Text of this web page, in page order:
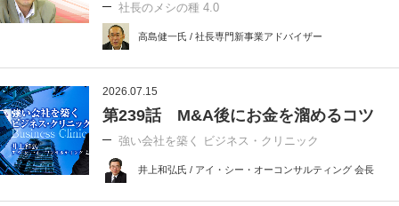
社長のメシの種 4.0
高島健一氏 / 社長専門新事業アドバイザー
2026.07.15
第239話 M&A後にお金を溜めるコツ
強い会社を築く ビジネス・クリニック
井上和弘氏 / アイ・シー・オーコンサルティング 会長